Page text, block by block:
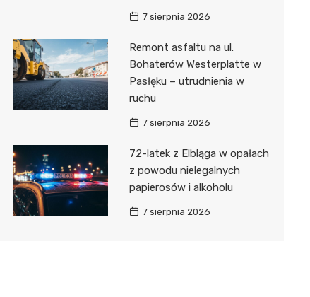
7 sierpnia 2026
Remont asfaltu na ul.
Bohaterów Westerplatte w
Pasłęku – utrudnienia w
ruchu
7 sierpnia 2026
72-latek z Elbląga w opałach
z powodu nielegalnych
papierosów i alkoholu
7 sierpnia 2026